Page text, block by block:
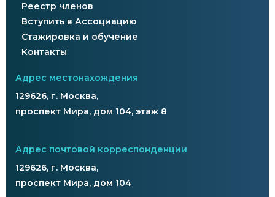
Реестр членов
Вступить в Ассоциацию
Стажировка и обучение
Контакты
Адрес местонахождения
129626, г. Москва,
проспект Мира, дом 104, этаж 8
Адрес почтовой корреспонденции
129626, г. Москва,
проспект Мира, дом 104